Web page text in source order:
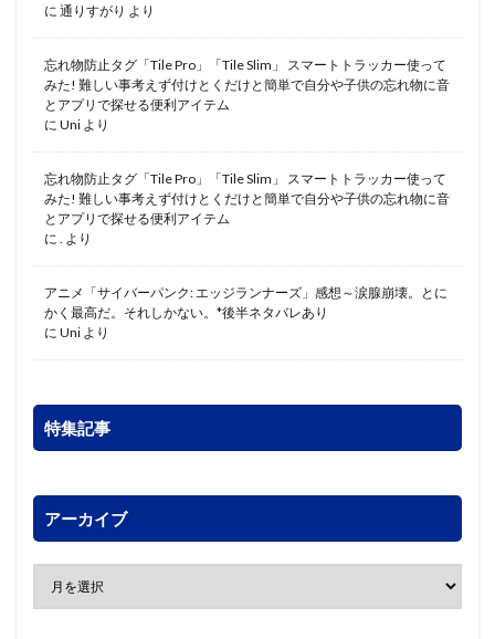
に 通りすがり より
忘れ物防止タグ「Tile Pro」「Tile Slim」 スマートトラッカー使って
みた! 難しい事考えず付けとくだけと簡単で自分や子供の忘れ物に音
とアプリで探せる便利アイテム
に Uni より
忘れ物防止タグ「Tile Pro」「Tile Slim」 スマートトラッカー使って
みた! 難しい事考えず付けとくだけと簡単で自分や子供の忘れ物に音
とアプリで探せる便利アイテム
に
より
アニメ「サイバーパンク: エッジランナーズ」感想～涙腺崩壊。とに
かく最高だ。それしかない。*後半ネタバレあり
に Uni より
特集記事
アーカイブ